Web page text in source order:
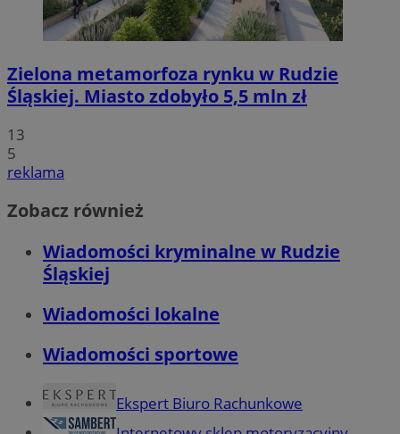
Zielona metamorfoza rynku w Rudzie
Śląskiej. Miasto zdobyło 5,5 mln zł
13
5
reklama
Zobacz również
Wiadomości kryminalne w Rudzie
Śląskiej
Wiadomości lokalne
Wiadomości sportowe
Ekspert Biuro Rachunkowe